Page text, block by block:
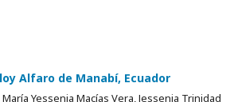
Alfaro de Manabí, Ecuador
Yessenia Macías Vera, Jessenia Trinidad